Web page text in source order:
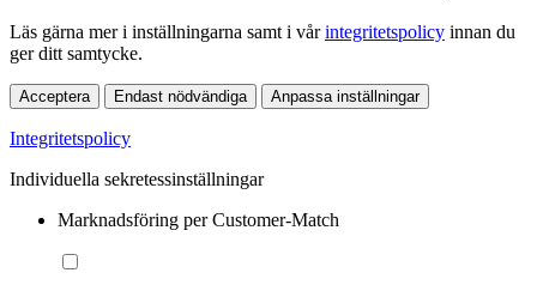
Läs gärna mer i inställningarna samt i vårintegritetspolicy innan du
ger ditt samtycke.
Acceptera Endast nödvändiga Anpassa inställningar
Integritetspolicy
Individuella sekretessinställningar
Marknadsföring per Customer-Match